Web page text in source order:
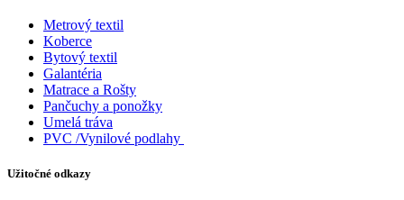
Metrový textil
Koberce
Bytový textil
Galantéria
Matrace a Rošty
Pančuchy a ponožky
Umelá tráva
PVC /Vynilové podlahy
Užitočné odkazy